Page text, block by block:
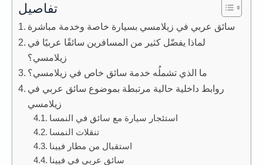
تفاصيل
سائق عربي في زيلامسي بسيارة خاصة وخدمة مباشرة
لماذا يفضّل كثير من المسافرين سائقًا عربيًا في
زيلامسي؟
ما الذي تشملُه خدمة سائق خاص في زيلامسي؟
روابط داخلية حالية مرتبطة بموضوع سائق عربي في
زيلامسي
استئجار سيارة مع سائق في النمسا
تنقلات النمسا
استقبال من مطار فيينا
سائق عربي في فيينا